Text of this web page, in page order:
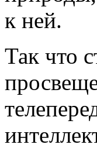
к ней.
Так что